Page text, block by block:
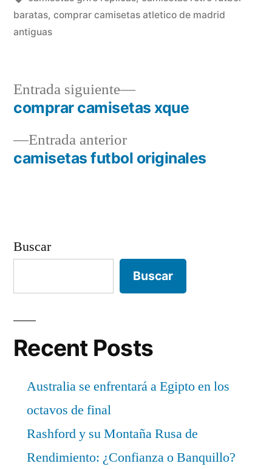
baratas, comprar camisetas atletico de madrid
antiguas
Navegación
deEntrada anteriorEntrada
anterior:
camisetas futbol originales
Entrada siguiente
Entrada
siguiente:
comprar camisetas xque
Buscar
Buscar
Recent Posts
Australia se enfrentará a Egipto en los
octavos de final
Rashford y su Montaña Rusa de
Rendimiento: ¿Confianza o Banquillo?